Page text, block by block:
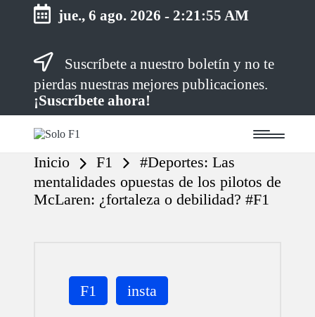
jue., 6 ago. 2026 -2:21:55 AM
Suscríbete a nuestro boletín y no te
pierdas nuestras mejores publicaciones.
¡Suscríbete ahora!
S
o
F
1
Para
de
F1
Inicio F1
#Deportes: Las
mentalidades opuestas de los pilotos de
McLaren: ¿fortaleza o debilidad? #F1
Publicada
en
F1 insta